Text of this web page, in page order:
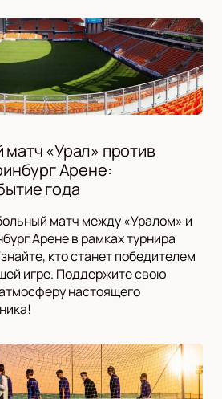
«Урал» против
Арене:
года
матч между «Уралом» и
Арене в рамках турнира
кто станет победителем
игре. Поддержите свою
настоящего